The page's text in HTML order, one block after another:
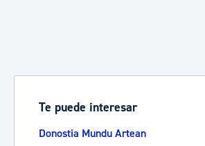
Te puede interesar
Donostia Mundu Artean